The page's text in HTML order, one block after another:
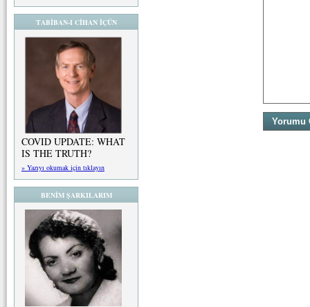
TABİBAN-I CİHAN İÇÜN
COVID UPDATE: WHAT
IS THE TRUTH?
» Yazıyı okumak için tıklayın
BENİM ŞARKILARIM